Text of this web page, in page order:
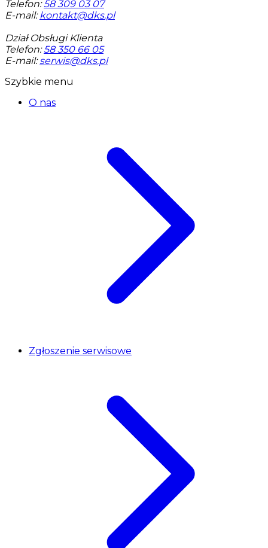
Telefon: 58 309 03 07
E-mail: kontakt@dks.pl
Dział Obsługi Klienta
Telefon: 58 350 66 05
E-mail: serwis@dks.pl
Szybkie menu
O nas
Zgłoszenie serwisowe